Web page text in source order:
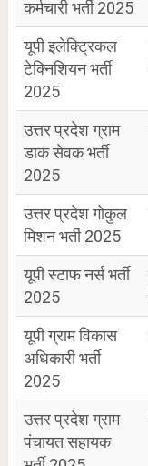
कर्मचारी भर्ती 2025
यूपी इलेक्ट्रिकल
टेक्निशियन भर्ती
2025
उत्तर प्रदेश ग्राम
डाक सेवक भर्ती
2025
उत्तर प्रदेश गोकुल
मिशन भर्ती 2025
यूपी स्टाफ नर्स भर्ती
2025
यूपी ग्राम विकास
अधिकारी भर्ती
2025
उत्तर प्रदेश ग्राम
पंचायत सहायक